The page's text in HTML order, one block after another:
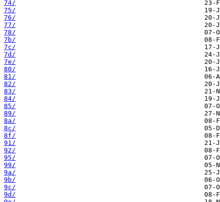
74/
75/
76/
77/
78/
7b/
7c/
7d/
7e/
80/
81/
82/
83/
84/
85/
89/
8a/
8c/
8f/
91/
92/
95/
99/
9a/
9b/
9c/
9d/